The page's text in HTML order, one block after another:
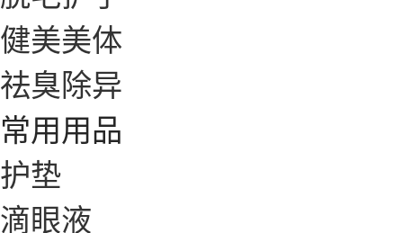
健美美体
祛臭除异
常用用品
护垫
滴眼液